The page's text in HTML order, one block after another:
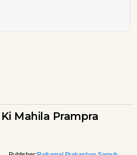
Mahila Prampra